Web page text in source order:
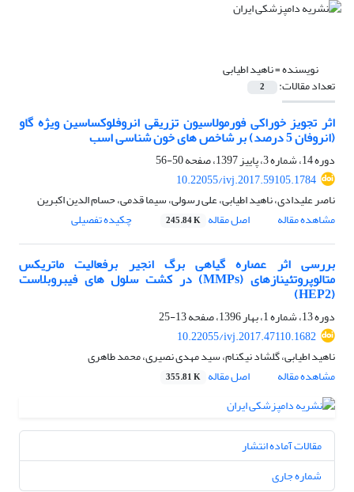
نویسنده =ناهید اطیابی
تعداد مقالات: 2
اثر تجویز خوراکی فورمولاسیون تزریقی انروفلوکساسین ویژه گاو
(انروفان 5 درصد) بر شاخص های خون شناسی اسب
دوره 14، شماره 3، پاییز 1397، صفحه
50-56
10.22055/ivj.2017.59105.1784
ناصر علیدادی، ناهید اطیابی، علی رسولی، سیما قدمی، حسام الدین اکبرین
مشاهده مقاله
اصل مقاله 245.84 K چکیده تفصیلی
بررسی اثر عصاره گیاهی برگ انجیر برفعالیت ماتریکس
متالوپروتئینازهای (MMPs) در کشت سلول های فیبروبلاست
(HEP2)
دوره 13، شماره 1، بهار 1396، صفحه
13-25
10.22055/ivj.2017.47110.1682
ناهید اطیابی، گلشاد نیکنام، سید مهدی نصیری، محمد طاهری
مشاهده مقاله
اصل مقاله 355.81 K
مقالات آماده انتشار
شماره جاری